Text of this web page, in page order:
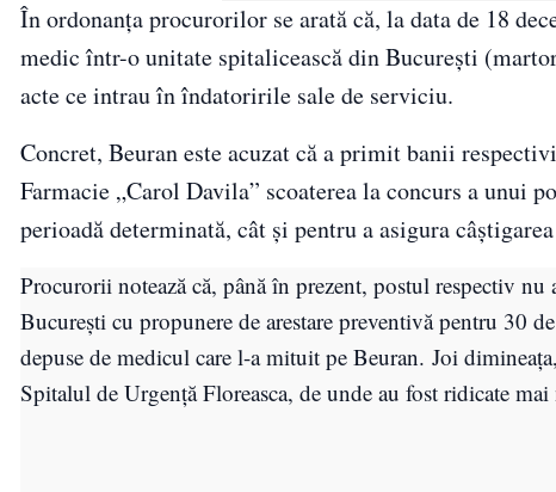
În ordonanţa procurorilor se arată că, la data de 18
medic într-o unitate spitalicească din Bucureşti
acte ce intrau în îndatoririle sale de serviciu.
Concret, Beuran este acuzat că a primit banii
Farmacie „Carol Davila” scoaterea la concurs a unui
perioadă determinată, cât şi pentru a asigura
Procurorii notează că, până în prezent, postul respectiv
Bucureşti cu propunere de arestare preventivă pentru 30
depuse de medicul care l-a mituit pe Beuran. Joi
Spitalul de Urgenţă Floreasca, de unde au fost ridicate